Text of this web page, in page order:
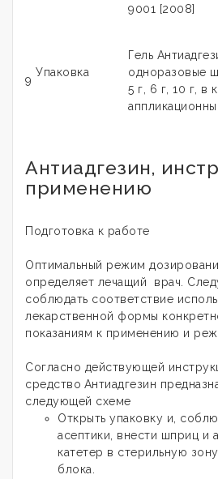
9001 [2008]
9
Упаковка
Гель
одноразовые
5 г, 6 г, 10 г, в
Антиадгезин,
применению
Подготовка к работе
Оптимальный режим
определяет лечащий врач.
соблюдать соответствие
лекарственной формы
показаниям к применению и
Согласно действующей
средство Антиадгезин
следующей схеме
Открыть упаковку и,
асептики, внести шприц и
катетер в стерильную
блока.